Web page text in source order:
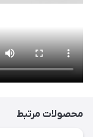
محصولات مرتبط